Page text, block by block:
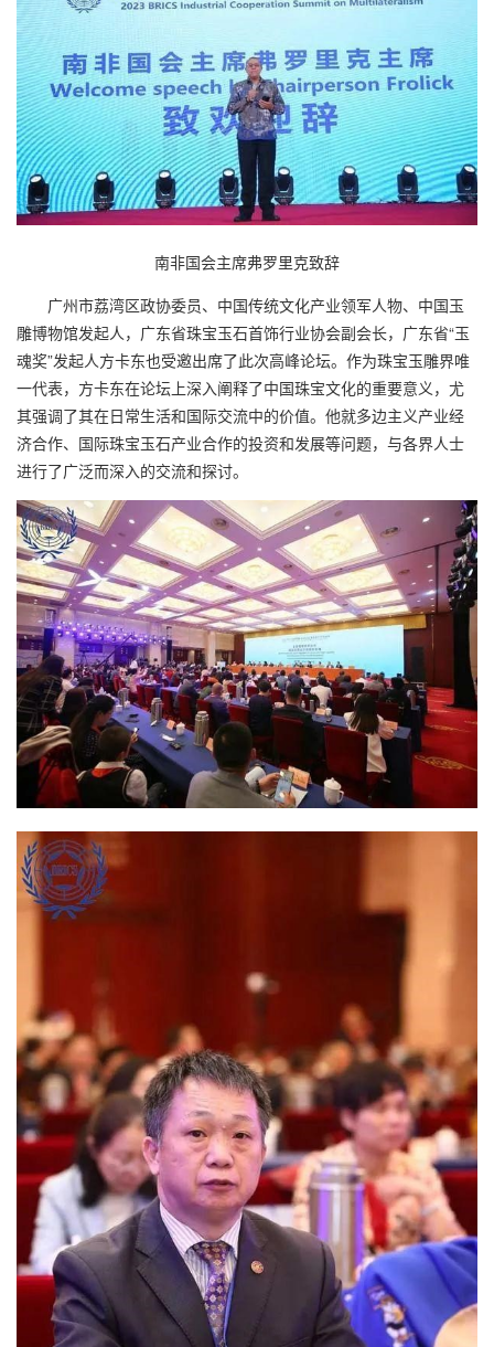
南非国会主席弗罗里克致辞
广州市荔湾区政协委员、中国传统文化产业领军人物、中国玉
雕博物馆发起人，广东省珠宝玉石首饰行业协会副会长，广东省“玉
魂奖”发起人方卡东也受邀出席了此次高峰论坛。作为珠宝玉雕界唯
一代表， 方卡东在论坛上深入阐释了中国珠宝文化的重要意义，尤
其强调了其在日常生活和国际交流中的价值。他就多边主义产业经
济合作、国际珠宝玉石产业合作的投资和发展等问题，与各界人士
进行了广泛而深入的交流和探讨。